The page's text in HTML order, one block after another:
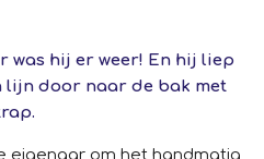
was hij er weer! En hij liep
lijn door naar de bak met
eigenaar om het handmatig